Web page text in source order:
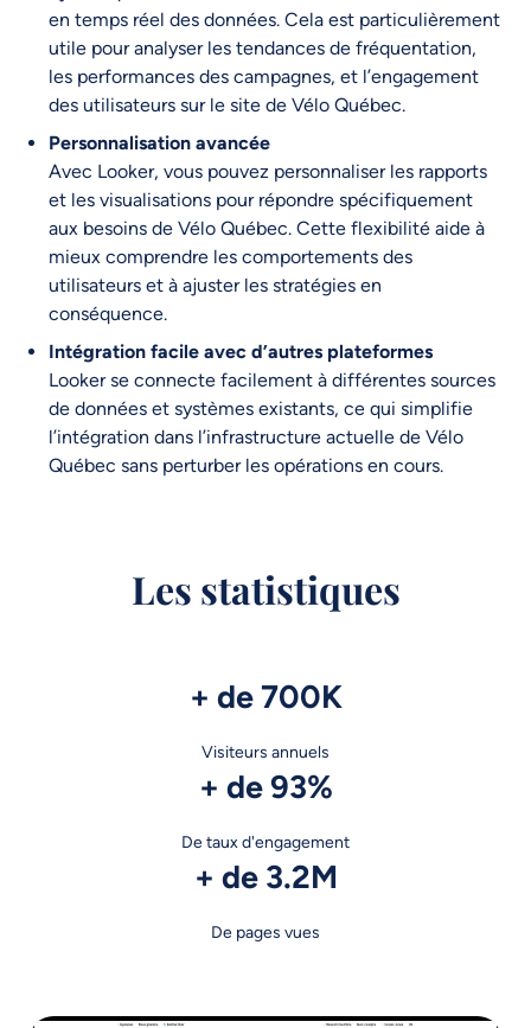
en temps réel des données. Cela est particulièrement
utile pour analyser les tendances de fréquentation,
les performances des campagnes, et l’engagement
des utilisateurs sur le site de Vélo Québec.
Personnalisation avancée
Avec Looker, vous pouvez personnaliser les rapports
et les visualisations pour répondre spécifiquement
aux besoins de Vélo Québec. Cette flexibilité aide à
mieux comprendre les comportements des
utilisateurs et à ajuster les stratégies en
conséquence.
Intégration facile avec d’autres plateformes
Looker se connecte facilement à différentes sources
de données et systèmes existants, ce qui simplifie
l’intégration dans l’infrastructure actuelle de Vélo
Québec sans perturber les opérations en cours.
Les statistiques
+ de 700K
Visiteurs annuels
+ de 93%
De taux d'engagement
+ de 3.2M
De pages vues